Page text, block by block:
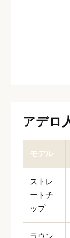
アデロ
モデル
ストレ
ートチ
ップ
ラウン